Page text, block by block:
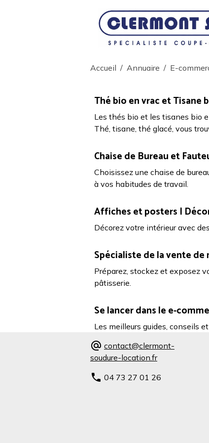
Accueil Annuaire E-
Thé bio en vrac et Tisane
Les thés bio et les tisanes bio
Thé, tisane, thé glacé, vous
Chaise de Bureau et
Choisissez une chaise de
à vos habitudes de travail.
Affiches et posters |
Décorez votre intérieur avec
Spécialiste de la vente
Préparez, stockez et exposez
pâtisserie.
Se lancer dans le e-
Les meilleurs guides, conseils
contact@clermont-
soudure-location.fr
04 73 27 01 26